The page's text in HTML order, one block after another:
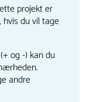
projekt er
du vil tage
og -) kan du
andre